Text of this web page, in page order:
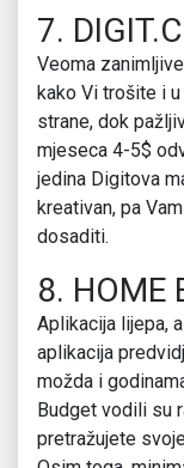
7.
Veoma
kako Vi trošite i
strane, dok
mjeseca 4-5$
jedina Digitova
kreativan, pa
dosaditi.
8. HOME
Aplikacija lijepa,
aplikacija
možda i
Budget vodili su
pretražujete